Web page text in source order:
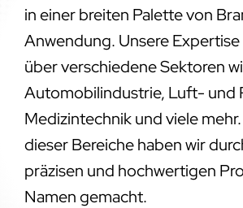
in einer breiten Palette von
Anwendung. Unsere
über verschiedene Sektoren
Automobilindustrie, Luft- und
Medizintechnik und viele
dieser Bereiche haben wir
präzisen und hochwertigen
Namen gemacht.